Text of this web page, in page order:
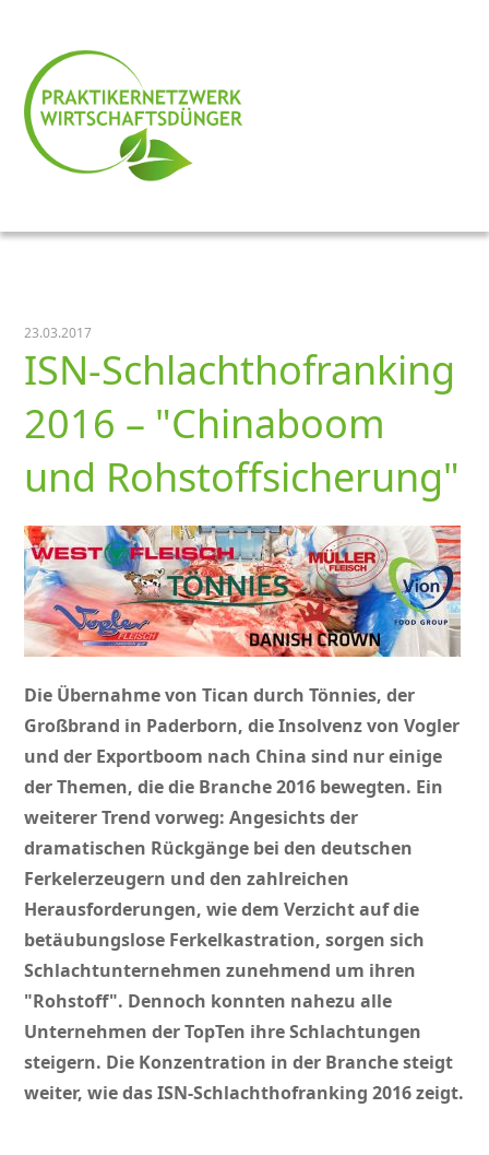
23.03.2017
ISN-Schlachthofranking
2016 – Chinaboom
und Rohstoffsicherung
Die Übernahme von Tican durch Tönnies, der
Großbrand in Paderborn, die Insolvenz von Vogler
und der Exportboom nach China sind nur einige
der Themen, die die Branche 2016 bewegten. Ein
weiterer Trend vorweg: Angesichts der
dramatischen Rückgänge bei den deutschen
Ferkelerzeugern und den zahlreichen
Herausforderungen, wie dem Verzicht auf die
betäubungslose Ferkelkastration, sorgen sich
Schlachtunternehmen zunehmend um ihren
Rohstoff . Dennoch konnten nahezu alle
Unternehmen der TopTen ihre Schlachtungen
steigern. Die Konzentration in der Branche steigt
weiter, wie das ISN-Schlachthofranking 2016 zeigt.